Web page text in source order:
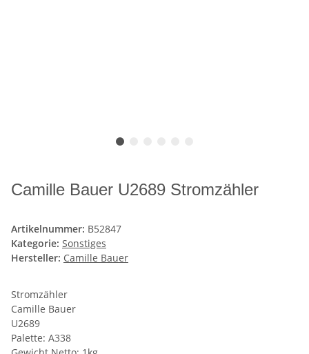
Camille Bauer U2689 Stromzähler
Artikelnummer: B52847
Kategorie: Sonstiges
Hersteller: Camille Bauer
Stromzähler
Camille Bauer
U2689
Palette: A338